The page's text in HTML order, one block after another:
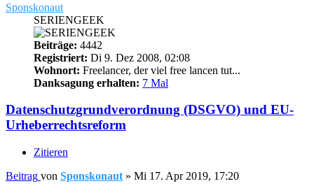
Sponskonaut
SERIENGEEK
Beiträge: 4442
Registriert: Di 9. Dez 2008, 02:08
Wohnort: Freelancer, der viel free lancen tut...
Danksagung erhalten: 7 Mal
Datenschutzgrundverordnung (DSGVO) und EU-
Urheberrechtsreform
Zitieren
Beitrag von Sponskonaut » Mi 17. Apr 2019, 17:20